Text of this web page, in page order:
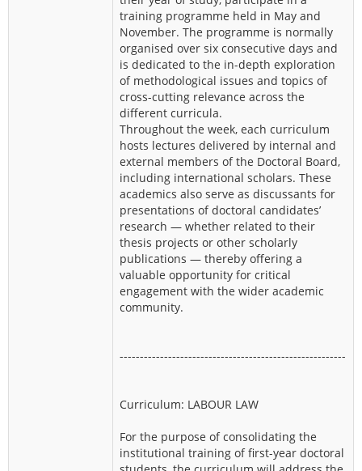
training programme held in May and
November. The programme is normally
organised over six consecutive days and
is dedicated to the in-depth exploration
of methodological issues and topics of
cross-cutting relevance across the
different curricula.
Throughout the week, each curriculum
hosts lectures delivered by internal and
external members of the Doctoral Board,
including international scholars. These
academics also serve as discussants for
presentations of doctoral candidates’
research — whether related to their
thesis projects or other scholarly
publications — thereby offering a
valuable opportunity for critical
engagement with the wider academic
community.
--------------------------------------------------------
Curriculum: LABOUR LAW
For the purpose of consolidating the
institutional training of first-year doctoral